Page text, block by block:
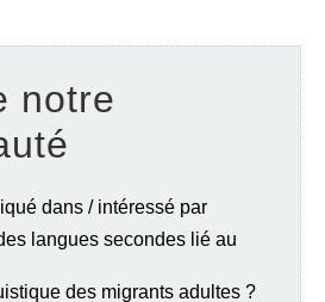
notre
dans / intéressé par
langues secondes lié au
des migrants adultes ?